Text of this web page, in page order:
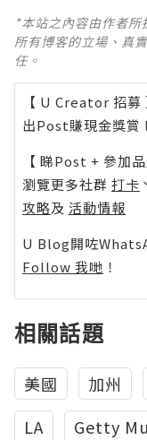
*本站之內容由作者
所有博客的立場、真
任。
【 U Creator 招募
出Post賺現金獎賞 l
【 睇Post + 參加品
瀏覽更多社群 打卡
攻略及 活動情報
U Blog開咗
Follow 我哋 ！
相關話題
美國 加州
LA
Getty